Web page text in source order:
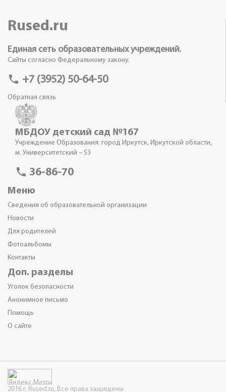
Rused.ru
Единая сеть образовательных учреждений.
Сайты согласно Федеральному закону.
phone +7 (3952) 50-64-50
Обратная связь
МБДОУ детский сад №167
Учреждение Образования: город Иркутск, Иркутской области,
м. Университетский – 53
phone 36-86-70
Меню
Сведения об образовательной организации
Новости
Для родителей
Фотоальбомы
Контакты
Доп. разделы
Уголок безопасности
Анонимное письмо
Помощь
О сайте
2016 г. Rused.ru, Все права защищены